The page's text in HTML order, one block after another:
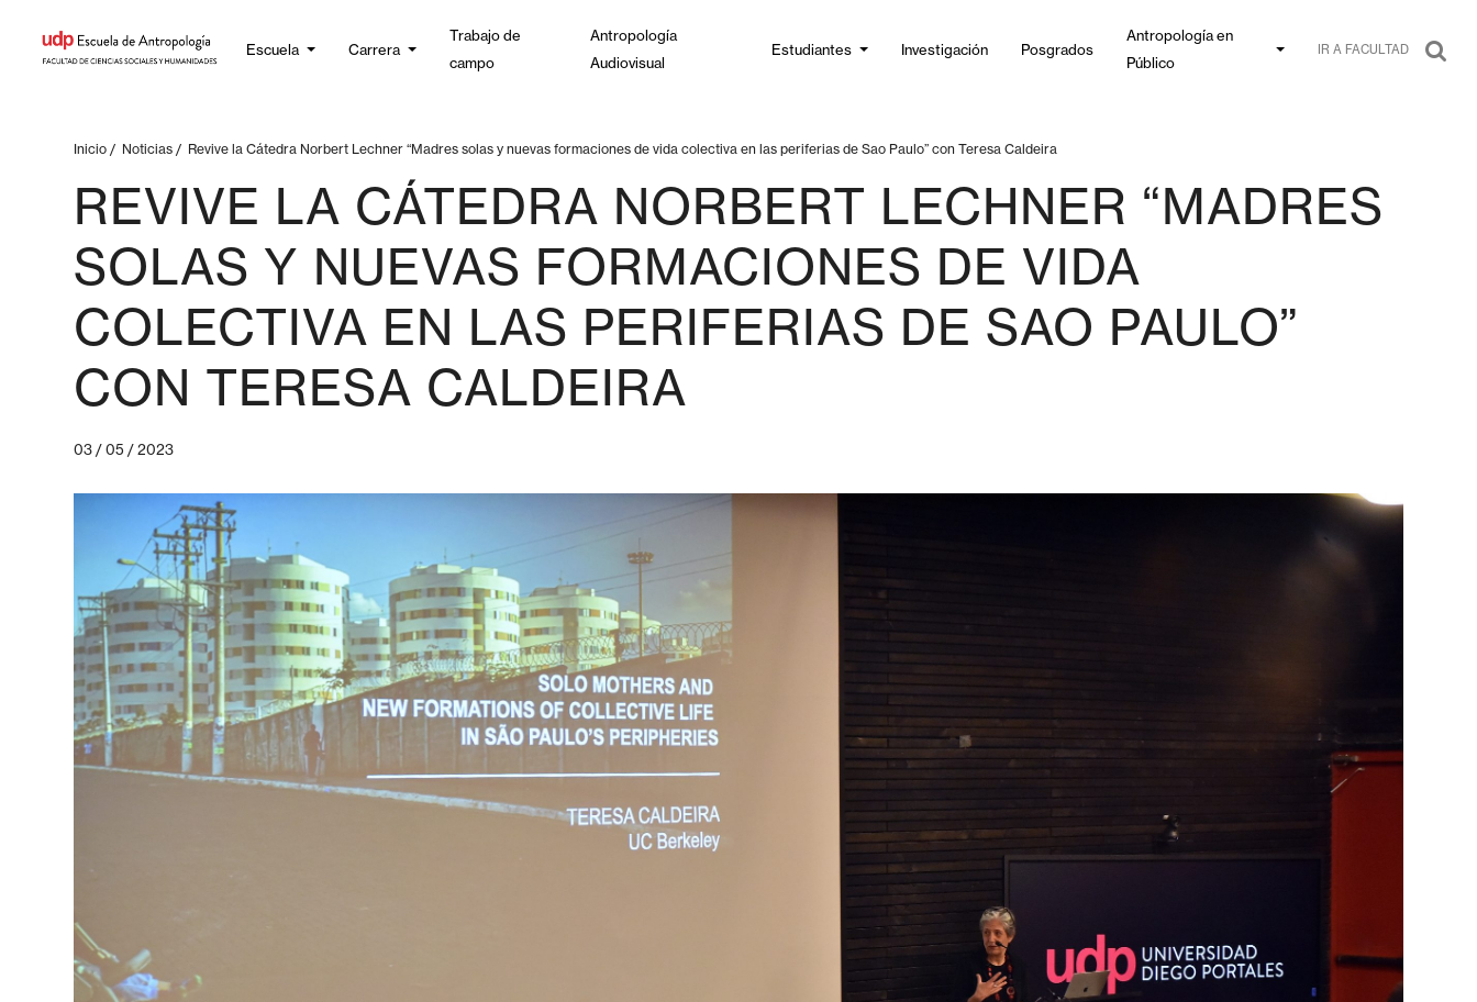
Escuela Carrera
Trabajo de
campo
Antropología
Audiovisual
Estudiantes Investigación Posgrados
Antropología en
Público
IR A FACULTAD
Inicio / Noticias / Revive la Cátedra Norbert Lechner “Madres solas y nuevas formaciones de vida colectiva en las periferias de Sao Paulo” con Teresa Caldeira
REVIVE LA CÁTEDRA NORBERT LECHNER “MADRES
SOLAS Y NUEVAS FORMACIONES DE VIDA
COLECTIVA EN LAS PERIFERIAS DE SAO PAULO”
CON TERESA CALDEIRA
03 / 05 / 2023